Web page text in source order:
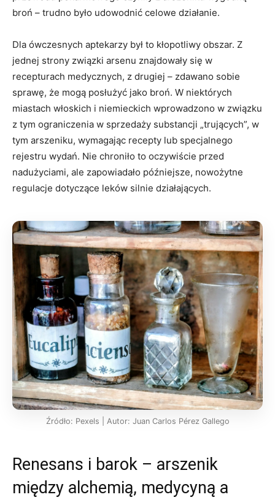
broń – trudno było udowodnić celowe działanie.
Dla ówczesnych aptekarzy był to kłopotliwy obszar. Z
jednej strony związki arsenu znajdowały się w
recepturach medycznych, z drugiej – zdawano sobie
sprawę, że mogą posłużyć jako broń. W niektórych
miastach włoskich i niemieckich wprowadzono w związku
z tym ograniczenia w sprzedaży substancji „trujących”, w
tym arszeniku, wymagając recepty lub specjalnego
rejestru wydań. Nie chroniło to oczywiście przed
nadużyciami, ale zapowiadało późniejsze, nowożytne
regulacje dotyczące leków silnie działających.
Źródło: Pexels | Autor: Juan Carlos Pérez Gallego
Renesans i barok – arszenik
między alchemią, medycyną a